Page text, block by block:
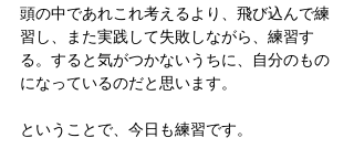
頭の中であれこれ考えるより、飛び込んで練
習し、また実践して失敗しながら、練習す
る。すると気がつかないうちに、自分のもの
になっているのだと思います。
ということで、今日も練習です。